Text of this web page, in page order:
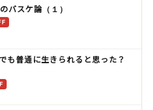
バスケ論（１）
も普通に生きられると思った？